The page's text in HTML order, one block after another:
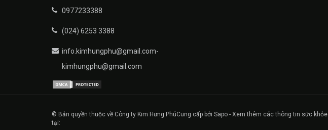
0977233388
(024) 6253 3388
info.kimhungphu@gmail.com-
kimhungphu@gmail.com
© Bản quyền thuộc về Công ty Kim Hưng PhúCung cấp bởi Sapo - Xem thêm các thông tin sức khỏe
tại: